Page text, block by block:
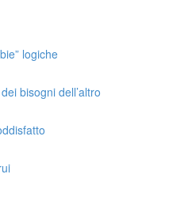
logiche
bisogni dell’altro